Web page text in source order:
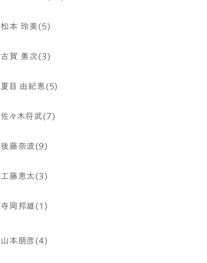
松本 玲美(5)
古賀 勇次(3)
夏目 由紀恵(5)
佐々木将武(7)
後藤奈波(9)
工藤恵太(3)
寺岡邦雄(1)
山本朋彦(4)